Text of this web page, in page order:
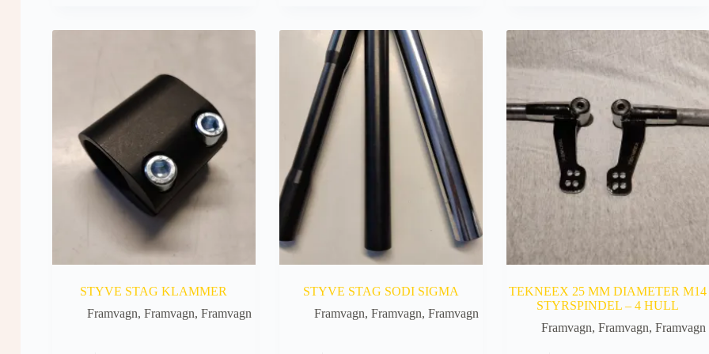
STYVE STAG KLAMMER
Framvagn,Framvagn,Framvagn
STYVE STAG SODI SIGMA
Framvagn,Framvagn,Framvagn
TEKNEEX 25 MM DIAMETER M14
STYRSPINDEL – 4 HULL
Framvagn,Framvagn,Framvagn